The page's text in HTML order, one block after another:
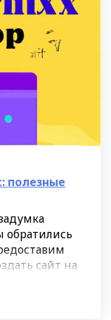
полезные
обратились
сайт на
советами